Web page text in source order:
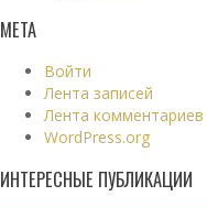
МЕТА
Войти
Лента записей
Лента комментариев
WordPress.org
ИНТЕРЕСНЫЕ ПУБЛИКАЦИИ